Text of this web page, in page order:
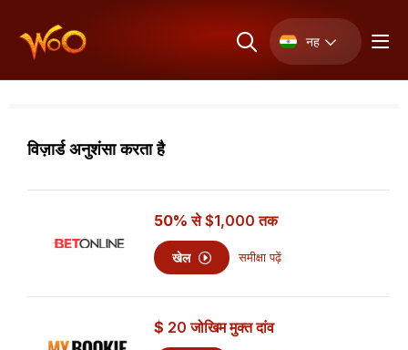
नह
विज़ार्ड अनुशंसा करता है
50% से$1,000 तक
खेल समीक्षा पढ़ें
$ 20 जोखिम मुक्त दांव